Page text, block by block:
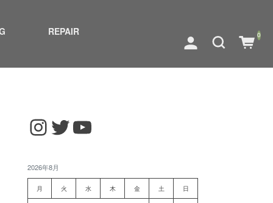
REPAIR 0
Instagram
TwitterYouTube
2026年8月
月 火 水 木 金 土 日